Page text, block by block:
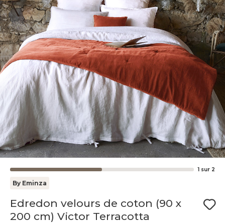
1 sur 2
By Eminza
Edredon velours de coton (90 x
200 cm) Victor Terracotta